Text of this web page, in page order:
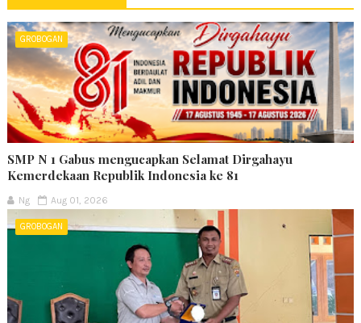
GROBOGAN
SMP N 1 Gabus mengucapkan Selamat Dirgahayu
Kemerdekaan Republik Indonesia ke 81
Ng Aug 01, 2026
GROBOGAN